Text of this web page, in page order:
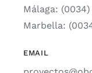
Málaga: (0034)
Marbella:
EMAIL